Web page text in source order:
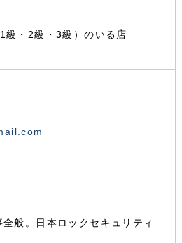
・2級・3級）のいる店
般。日本ロックセキュリティ